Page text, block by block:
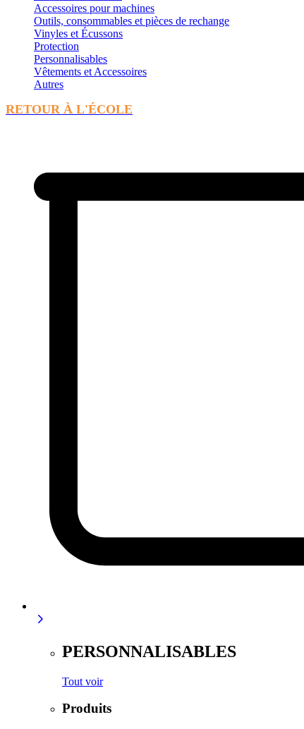
Accessoires pour machines
Outils, consommables et pièces de rechange
Vinyles et Écussons
Protection
Personnalisables
Vêtements et Accessoires
Autres
RETOUR À L'ÉCOLE
PERSONNALISABLES
Tout voir
Produits